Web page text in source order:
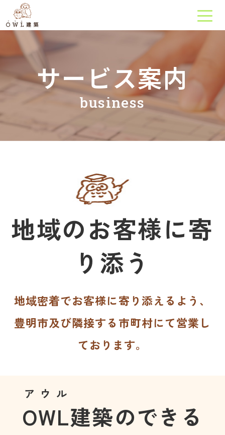
サービス案内
business
地域のお客様に寄
り添う
地域密着でお客様に寄り添えるよう、
豊明市及び隣接する市町村にて営業し
ております。
OWL
アウル
建築のできる